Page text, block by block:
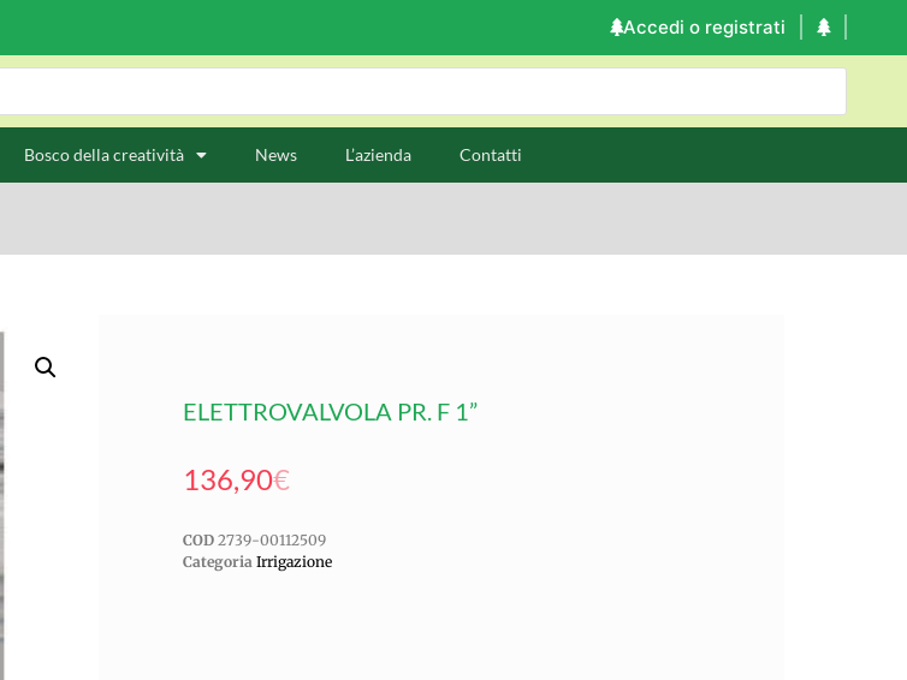
Accedi o registrati
Bosco della creatività News L’azienda Contatti
ELETTROVALVOLA PR. F 1”
136,90€
COD 2739-00112509
Categoria Irrigazione